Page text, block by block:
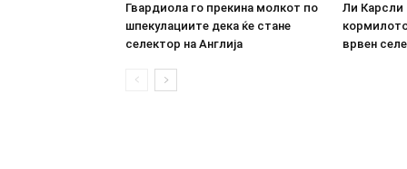
Гвардиола го прекина молкот по
шпекулациите дека ќе стане
селектор на Англија
Ли Карсли
врвен